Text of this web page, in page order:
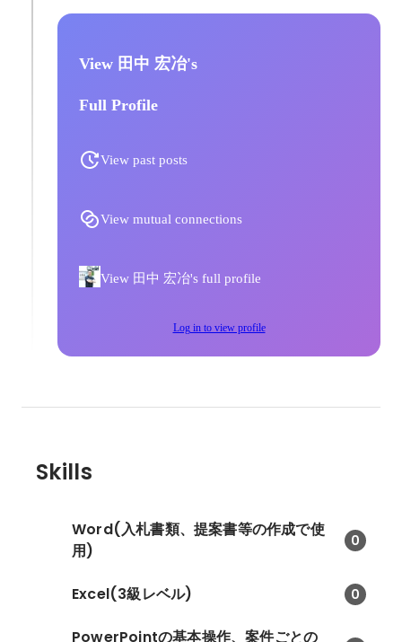
View 田中 宏冶's
Full Profile
View past posts
View mutual connections
View 田中 宏冶's full profile
Log in to view profile
Skills
Word(入札書類、提案書等の作成で使
用)
0
Excel(3級レベル) 0
PowerPointの基本操作、案件ごとの